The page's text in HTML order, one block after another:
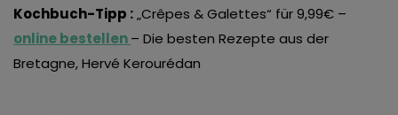
Kochbuch-Tipp :„Crêpes & Galettes“ für 9,99€ –
online bestellen– Die besten Rezepte aus der
Bretagne, Hervé Kerourédan